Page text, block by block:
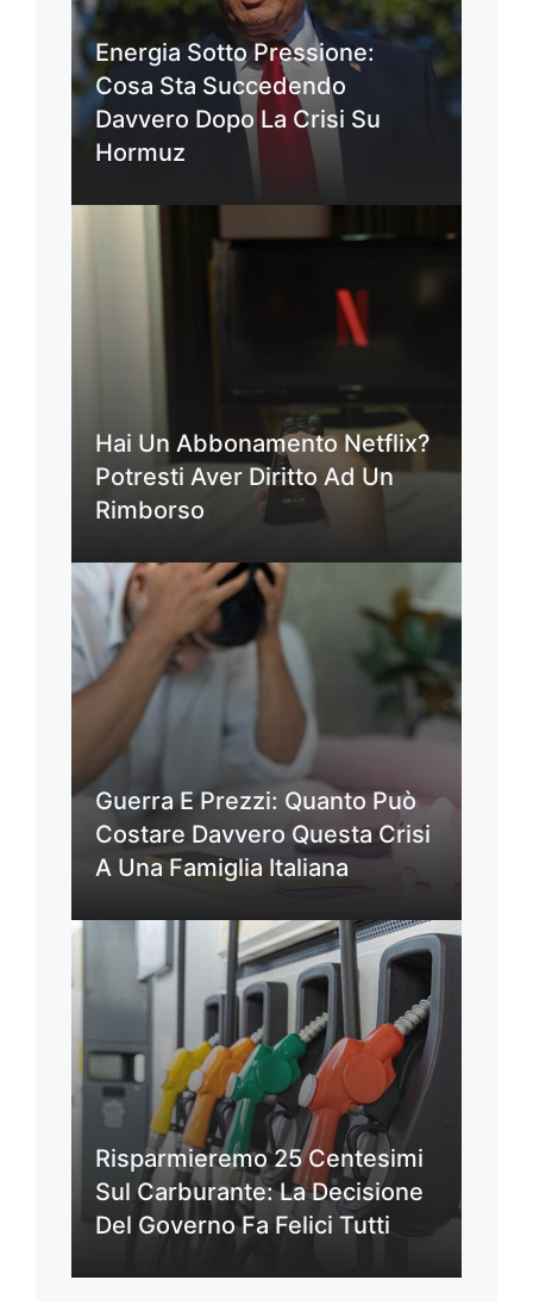
Energia Sotto Pressione:
Cosa Sta Succedendo
Davvero Dopo La Crisi Su
Hormuz
Hai Un Abbonamento Netflix?
Potresti Aver Diritto Ad Un
Rimborso
Guerra E Prezzi: Quanto Può
Costare Davvero Questa Crisi
A Una Famiglia Italiana
Risparmieremo 25 Centesimi
Sul Carburante: La Decisione
Del Governo Fa Felici Tutti